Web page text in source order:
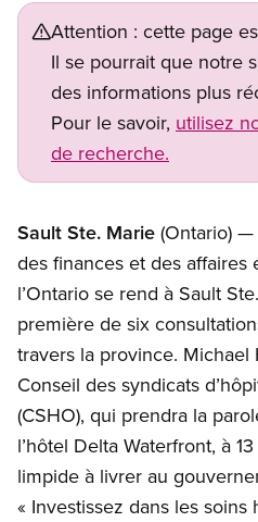
Attention : cette page
Il se pourrait que notre
des informations plus
Pour le savoir, utilisez
de recherche.
Sault Ste. Marie (Ontario)
des finances et des affaires
l’Ontario se rend à Sault
première de six
travers la province. Michael
Conseil des syndicats
(CSHO), qui prendra la
l’hôtel Delta Waterfront, à
limpide à livrer au
« Investissez dans les